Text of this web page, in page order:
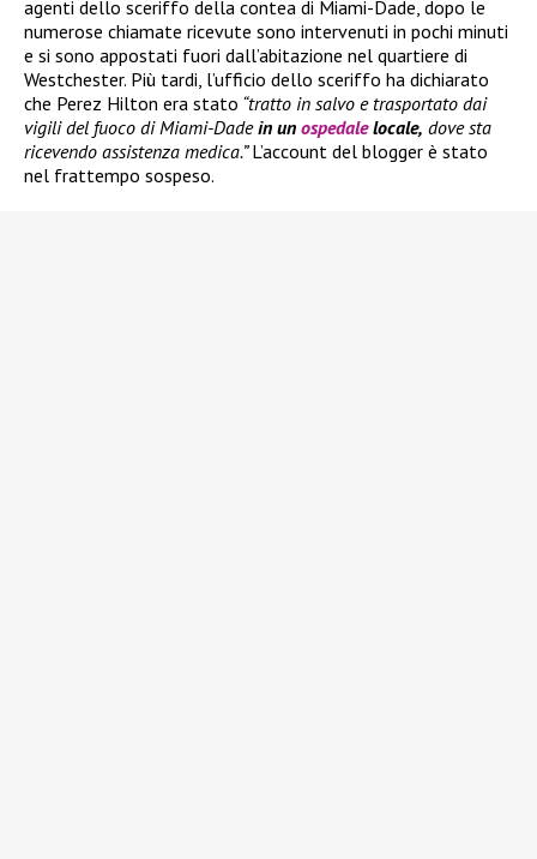
agenti dello sceriffo della contea di Miami-Dade, dopo le
numerose chiamate ricevute sono intervenuti in pochi minuti
e si sono appostati fuori dall’abitazione nel quartiere di
Westchester. Più tardi, l’ufficio dello sceriffo ha dichiarato
che Perez Hilton era stato “tratto in salvo e trasportato dai
vigili del fuoco di Miami-Dadein un ospedalelocale, dove sta
ricevendo assistenza medica.”L’account del blogger è stato
nel frattempo sospeso.